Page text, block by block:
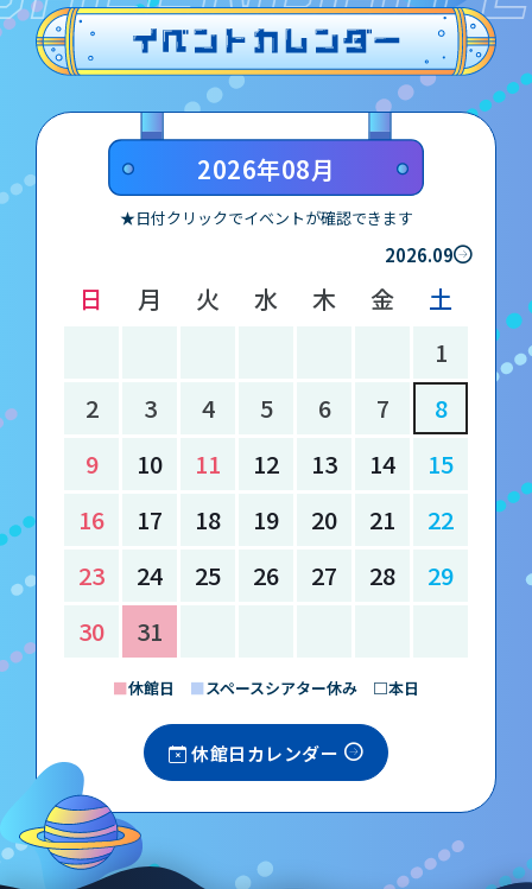
2026年08月
★日付クリックでイベントが確認できます
2026.09
日 月 火 水 木 金
土
1
2
3 4 5 6 7
8
9
10 11 12 13 14
15
16
17 18 19 20 21
22
23
24 25 26 27 28
29
30
31
■休館日 ■スペースシアター休み □本日
休館日カレンダー